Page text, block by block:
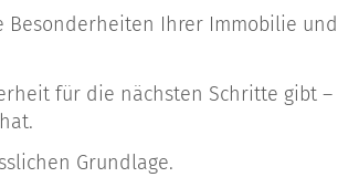
Ihrer Immobilie
für die nächsten Schritte gibt
Grundlage.